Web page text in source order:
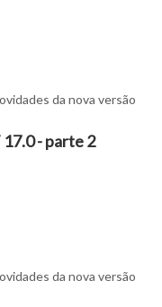
da nova versão
- parte 2
da nova versão